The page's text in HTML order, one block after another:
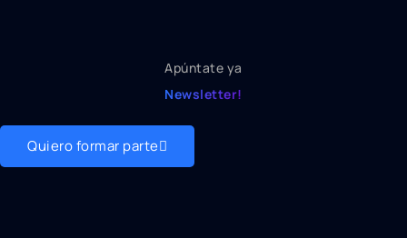
Apúntate ya
Newsletter!
Quiero formar parte